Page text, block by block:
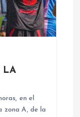
LA
en el
zona A, de la